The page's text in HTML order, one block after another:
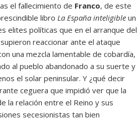
el fallecimiento de Franco, de este
libro La España inteligible un
elites políticas que en el arranque del
reaccionar ante el ataque
una mezcla lamentable de cobardía,
al pueblo abandonado a su suerte y
el solar peninsular. Y ¿qué decir
ceguera que impidió ver que la
la relación entre el Reino y sus
secesionistas tan bien